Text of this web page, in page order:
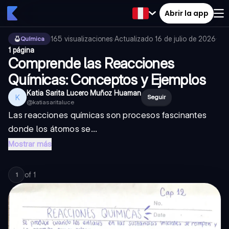
Abrir la app
Química 165 visualizaciones·Actualizado 16 de julio de 2026·
1 página
Comprende las Reacciones
Químicas: Conceptos y Ejemplos
K Katia Sarita Lucero Muñoz Huaman
@katiasaritaluce
Seguir
Las reacciones químicas son procesos fascinantes
donde los átomos se...
Mostrar más
1 of 1